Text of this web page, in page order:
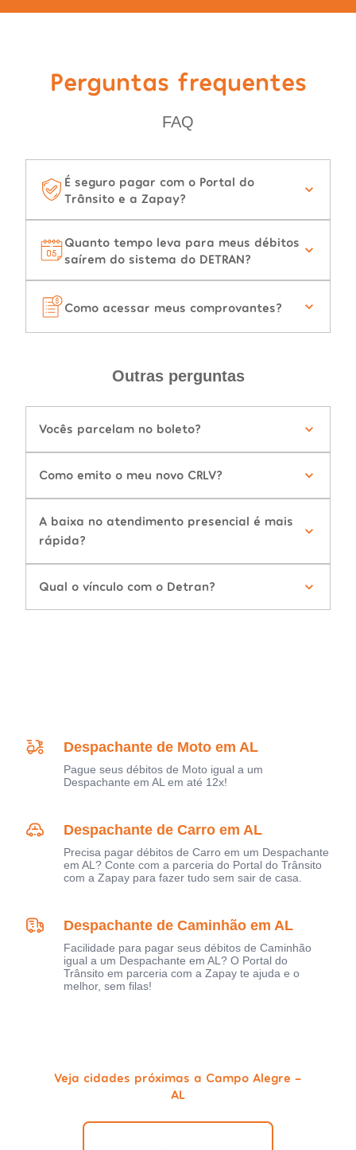
Perguntas frequentes
FAQ
É seguro pagar com o Portal do
Trânsito e a Zapay?
Quanto tempo leva para meus débitos
saírem do sistema do DETRAN?
Como acessar meus comprovantes?
Outras perguntas
Vocês parcelam no boleto?
Como emito o meu novo CRLV?
A baixa no atendimento presencial é mais
rápida?
Qual o vínculo com o Detran?
Despachante de Moto em AL
Pague seus débitos de Moto igual a um
Despachante em AL em até 12x!
Despachante de Carro em AL
Precisa pagar débitos de Carro em um Despachante
em AL? Conte com a parceria do Portal do Trânsito
com a Zapay para fazer tudo sem sair de casa.
Despachante de Caminhão em AL
Facilidade para pagar seus débitos de Caminhão
igual a um Despachante em AL? O Portal do
Trânsito em parceria com a Zapay te ajuda e o
melhor, sem filas!
Veja cidades próximas a Campo Alegre -
AL